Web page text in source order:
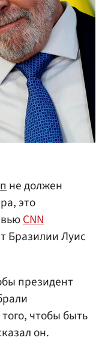
не должен
это
CNN
Бразилии Луис
президент
чтобы быть
он.